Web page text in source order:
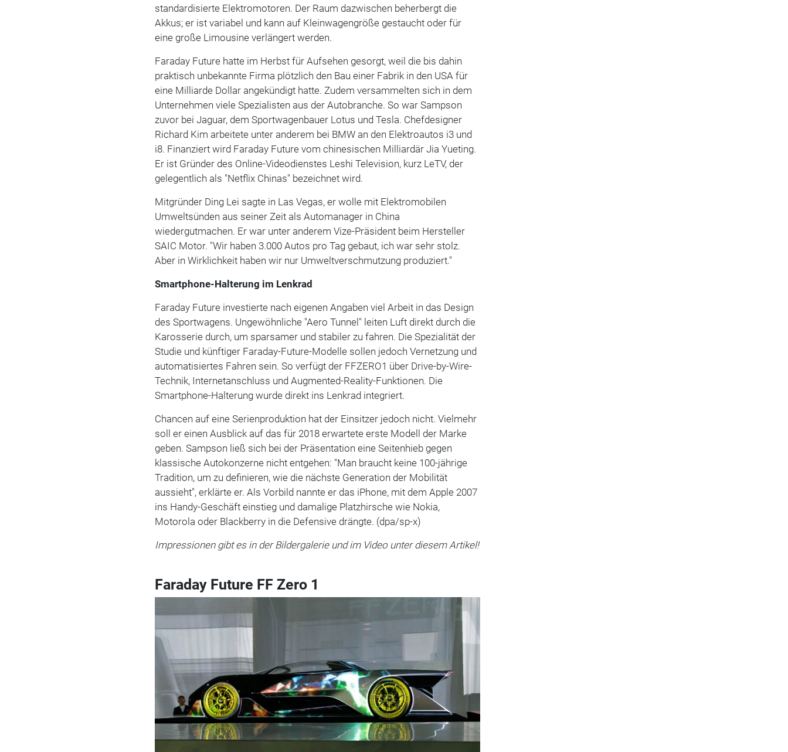
standardisierte Elektromotoren. Der Raum dazwischen beherbergt die
Akkus; er ist variabel und kann auf Kleinwagengröße gestaucht oder für
eine große Limousine verlängert werden.
Faraday Future hatte im Herbst für Aufsehen gesorgt, weil die bis dahin
praktisch unbekannte Firma plötzlich den Bau einer Fabrik in den USA für
eine Milliarde Dollar angekündigt hatte. Zudem versammelten sich in dem
Unternehmen viele Spezialisten aus der Autobranche. So war Sampson
zuvor bei Jaguar, dem Sportwagenbauer Lotus und Tesla. Chefdesigner
Richard Kim arbeitete unter anderem bei BMW an den Elektroautos i3 und
i8. Finanziert wird Faraday Future vom chinesischen Milliardär Jia Yueting.
Er ist Gründer des Online-Videodienstes Leshi Television, kurz LeTV, der
gelegentlich als "Netflix Chinas" bezeichnet wird.
Mitgründer Ding Lei sagte in Las Vegas, er wolle mit Elektromobilen
Umweltsünden aus seiner Zeit als Automanager in China
wiedergutmachen. Er war unter anderem Vize-Präsident beim Hersteller
SAIC Motor. "Wir haben 3.000 Autos pro Tag gebaut, ich war sehr stolz.
Aber in Wirklichkeit haben wir nur Umweltverschmutzung produziert."
Smartphone-Halterung im Lenkrad
Faraday Future investierte nach eigenen Angaben viel Arbeit in das Design
des Sportwagens. Ungewöhnliche "Aero Tunnel" leiten Luft direkt durch die
Karosserie durch, um sparsamer und stabiler zu fahren. Die Spezialität der
Studie und künftiger Faraday-Future-Modelle sollen jedoch Vernetzung und
automatisiertes Fahren sein. So verfügt der FFZERO1 über Drive-by-Wire-
Technik, Internetanschluss und Augmented-Reality-Funktionen. Die
Smartphone-Halterung wurde direkt ins Lenkrad integriert.
Chancen auf eine Serienproduktion hat der Einsitzer jedoch nicht. Vielmehr
soll er einen Ausblick auf das für 2018 erwartete erste Modell der Marke
geben. Sampson ließ sich bei der Präsentation eine Seitenhieb gegen
klassische Autokonzerne nicht entgehen: "Man braucht keine 100-jährige
Tradition, um zu definieren, wie die nächste Generation der Mobilität
aussieht", erklärte er. Als Vorbild nannte er das iPhone, mit dem Apple 2007
ins Handy-Geschäft einstieg und damalige Platzhirsche wie Nokia,
Motorola oder Blackberry in die Defensive drängte. (dpa/sp-x)
Impressionen gibt es in der Bildergalerie und im Video unter diesem Artikel!
Faraday Future FF Zero 1